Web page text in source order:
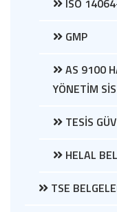
ISO
GMP
AS 9100
YÖNETİM
TESİS
HELAL
TSE